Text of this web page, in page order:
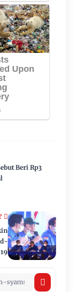
19
Beri Rp3